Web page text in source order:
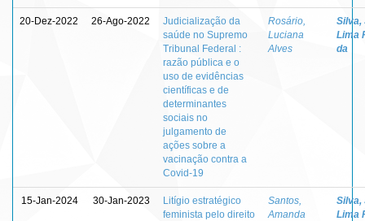
20-Dez-2022 26-Ago-2022
Judicialização da
saúde no Supremo
Tribunal Federal :
razão pública e o
uso de evidências
científicas e de
determinantes
sociais no
julgamento de
ações sobre a
vacinação contra a
Covid-19
Rosário,
Luciana
Alves
Silva,
Lima
da
15-Jan-2024 30-Jan-2023
Litígio estratégico
feminista pelo direito
Santos,
Amanda
Silva,
Lima